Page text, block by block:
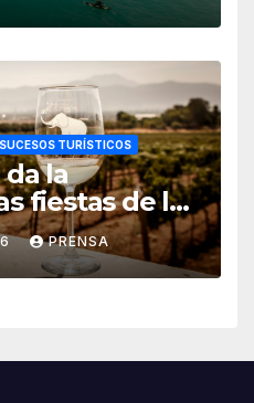
SUCESOS TURÍSTICOS
la
fiestas de la
PRENSA